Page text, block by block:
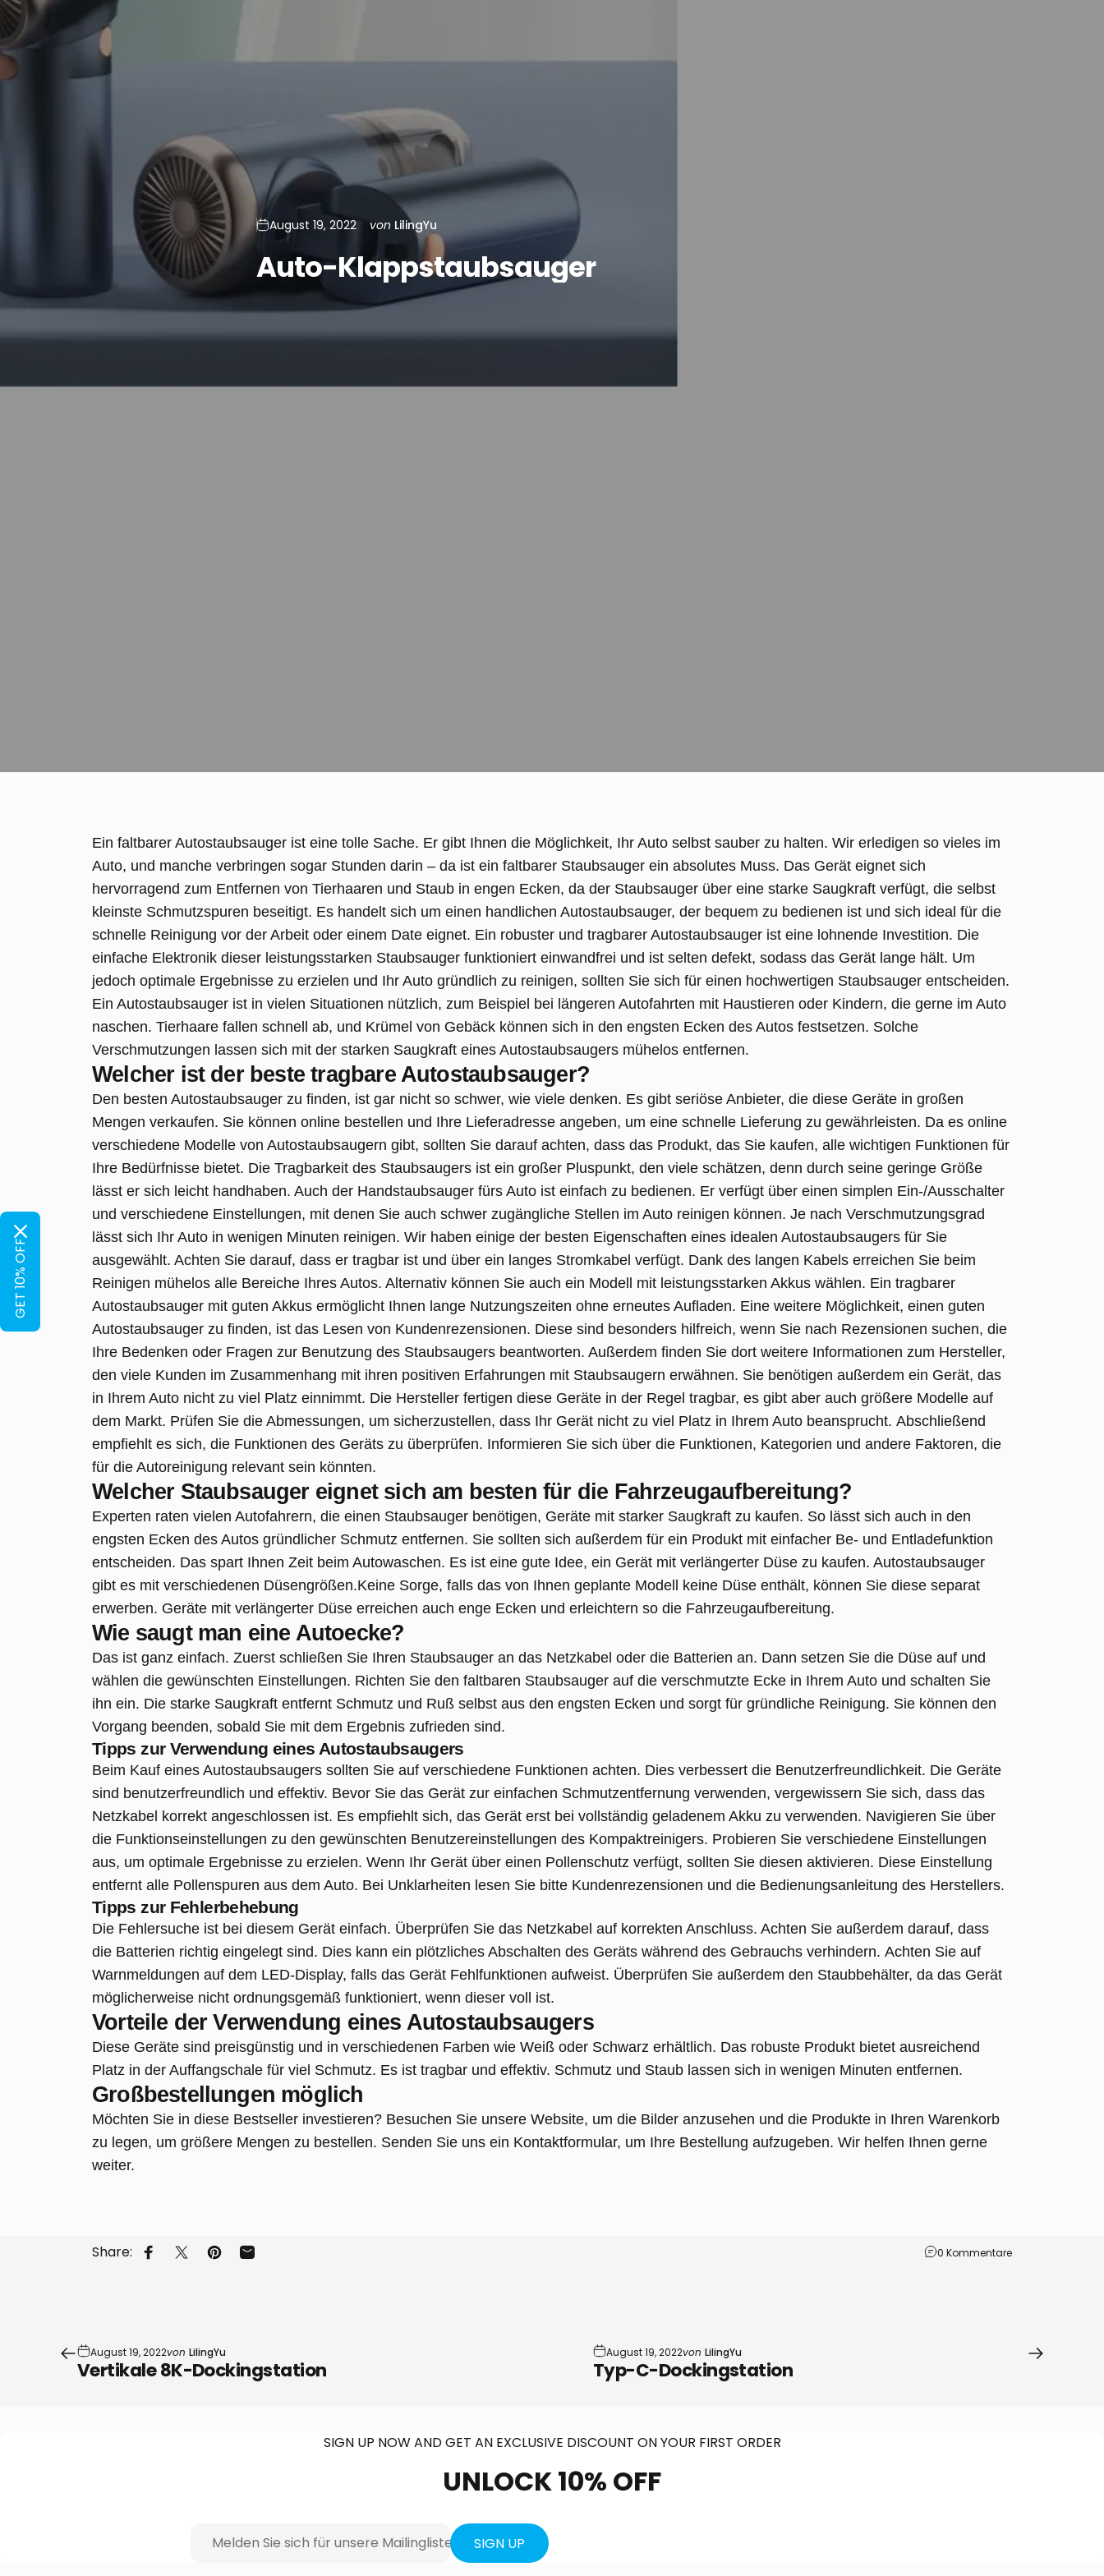
August 19, 2022 von LilingYu
Auto-Klappstaubsauger
Ein faltbarer Autostaubsauger ist eine tolle Sache. Er gibt Ihnen die Möglichkeit, Ihr Auto selbst sauber zu halten. Wir erledigen so vieles im
Auto, und manche verbringen sogar Stunden darin – da ist ein faltbarer Staubsauger ein absolutes Muss. Das Gerät eignet sich
hervorragend zum Entfernen von Tierhaaren und Staub in engen Ecken, da der Staubsauger über eine starke Saugkraft verfügt, die selbst
kleinste Schmutzspuren beseitigt. Es handelt sich um einen handlichen Autostaubsauger, der bequem zu bedienen ist und sich ideal für die
schnelle Reinigung vor der Arbeit oder einem Date eignet. Ein robuster und tragbarer Autostaubsauger ist eine lohnende Investition. Die
einfache Elektronik dieser leistungsstarken Staubsauger funktioniert einwandfrei und ist selten defekt, sodass das Gerät lange hält. Um
jedoch optimale Ergebnisse zu erzielen und Ihr Auto gründlich zu reinigen, sollten Sie sich für einen hochwertigen Staubsauger entscheiden.
Ein Autostaubsauger ist in vielen Situationen nützlich, zum Beispiel bei längeren Autofahrten mit Haustieren oder Kindern, die gerne im Auto
naschen. Tierhaare fallen schnell ab, und Krümel von Gebäck können sich in den engsten Ecken des Autos festsetzen. Solche
Verschmutzungen lassen sich mit der starken Saugkraft eines Autostaubsaugers mühelos entfernen.
Welcher ist der beste tragbare Autostaubsauger?
Den besten Autostaubsauger zu finden, ist gar nicht so schwer, wie viele denken. Es gibt seriöse Anbieter, die diese Geräte in großen
Mengen verkaufen. Sie können online bestellen und Ihre Lieferadresse angeben, um eine schnelle Lieferung zu gewährleisten. Da es online
verschiedene Modelle von Autostaubsaugern gibt, sollten Sie darauf achten, dass das Produkt, das Sie kaufen, alle wichtigen Funktionen für
Ihre Bedürfnisse bietet. Die Tragbarkeit des Staubsaugers ist ein großer Pluspunkt, den viele schätzen, denn durch seine geringe Größe
lässt er sich leicht handhaben. Auch der Handstaubsauger fürs Auto ist einfach zu bedienen. Er verfügt über einen simplen Ein-/Ausschalter
und verschiedene Einstellungen, mit denen Sie auch schwer zugängliche Stellen im Auto reinigen können. Je nach Verschmutzungsgrad
lässt sich Ihr Auto in wenigen Minuten reinigen. Wir haben einige der besten Eigenschaften eines idealen Autostaubsaugers für Sie
ausgewählt. Achten Sie darauf, dass er tragbar ist und über ein langes Stromkabel verfügt. Dank des langen Kabels erreichen Sie beim
Reinigen mühelos alle Bereiche Ihres Autos. Alternativ können Sie auch ein Modell mit leistungsstarken Akkus wählen. Ein tragbarer
Autostaubsauger mit guten Akkus ermöglicht Ihnen lange Nutzungszeiten ohne erneutes Aufladen. Eine weitere Möglichkeit, einen guten
Autostaubsauger zu finden, ist das Lesen von Kundenrezensionen. Diese sind besonders hilfreich, wenn Sie nach Rezensionen suchen, die
Ihre Bedenken oder Fragen zur Benutzung des Staubsaugers beantworten. Außerdem finden Sie dort weitere Informationen zum Hersteller,
den viele Kunden im Zusammenhang mit ihren positiven Erfahrungen mit Staubsaugern erwähnen. Sie benötigen außerdem ein Gerät, das
in Ihrem Auto nicht zu viel Platz einnimmt. Die Hersteller fertigen diese Geräte in der Regel tragbar, es gibt aber auch größere Modelle auf
dem Markt. Prüfen Sie die Abmessungen, um sicherzustellen, dass Ihr Gerät nicht zu viel Platz in Ihrem Auto beansprucht. Abschließend
empfiehlt es sich, die Funktionen des Geräts zu überprüfen. Informieren Sie sich über die Funktionen, Kategorien und andere Faktoren, die
für die Autoreinigung relevant sein könnten.
Welcher Staubsauger eignet sich am besten für die Fahrzeugaufbereitung?
Experten raten vielen Autofahrern, die einen Staubsauger benötigen, Geräte mit starker Saugkraft zu kaufen. So lässt sich auch in den
engsten Ecken des Autos gründlicher Schmutz entfernen. Sie sollten sich außerdem für ein Produkt mit einfacher Be- und Entladefunktion
entscheiden. Das spart Ihnen Zeit beim Autowaschen. Es ist eine gute Idee, ein Gerät mit verlängerter Düse zu kaufen. Autostaubsauger
gibt es mit verschiedenen Düsengrößen.Keine Sorge, falls das von Ihnen geplante Modell keine Düse enthält, können Sie diese separat
erwerben. Geräte mit verlängerter Düse erreichen auch enge Ecken und erleichtern so die Fahrzeugaufbereitung.
Wie saugt man eine Autoecke?
Das ist ganz einfach. Zuerst schließen Sie Ihren Staubsauger an das Netzkabel oder die Batterien an. Dann setzen Sie die Düse auf und
wählen die gewünschten Einstellungen. Richten Sie den faltbaren Staubsauger auf die verschmutzte Ecke in Ihrem Auto und schalten Sie
ihn ein. Die starke Saugkraft entfernt Schmutz und Ruß selbst aus den engsten Ecken und sorgt für gründliche Reinigung. Sie können den
Vorgang beenden, sobald Sie mit dem Ergebnis zufrieden sind.
Tipps zur Verwendung eines Autostaubsaugers
Beim Kauf eines Autostaubsaugers sollten Sie auf verschiedene Funktionen achten. Dies verbessert die Benutzerfreundlichkeit. Die Geräte
sind benutzerfreundlich und effektiv. Bevor Sie das Gerät zur einfachen Schmutzentfernung verwenden, vergewissern Sie sich, dass das
Netzkabel korrekt angeschlossen ist. Es empfiehlt sich, das Gerät erst bei vollständig geladenem Akku zu verwenden. Navigieren Sie über
die Funktionseinstellungen zu den gewünschten Benutzereinstellungen des Kompaktreinigers. Probieren Sie verschiedene Einstellungen
aus, um optimale Ergebnisse zu erzielen. Wenn Ihr Gerät über einen Pollenschutz verfügt, sollten Sie diesen aktivieren. Diese Einstellung
entfernt alle Pollenspuren aus dem Auto. Bei Unklarheiten lesen Sie bitte Kundenrezensionen und die Bedienungsanleitung des Herstellers.
Tipps zur Fehlerbehebung
Die Fehlersuche ist bei diesem Gerät einfach. Überprüfen Sie das Netzkabel auf korrekten Anschluss. Achten Sie außerdem darauf, dass
die Batterien richtig eingelegt sind. Dies kann ein plötzliches Abschalten des Geräts während des Gebrauchs verhindern. Achten Sie auf
Warnmeldungen auf dem LED-Display, falls das Gerät Fehlfunktionen aufweist. Überprüfen Sie außerdem den Staubbehälter, da das Gerät
möglicherweise nicht ordnungsgemäß funktioniert, wenn dieser voll ist.
Vorteile der Verwendung eines Autostaubsaugers
Diese Geräte sind preisgünstig und in verschiedenen Farben wie Weiß oder Schwarz erhältlich. Das robuste Produkt bietet ausreichend
Platz in der Auffangschale für viel Schmutz. Es ist tragbar und effektiv. Schmutz und Staub lassen sich in wenigen Minuten entfernen.
Großbestellungen möglich
Möchten Sie in diese Bestseller investieren? Besuchen Sie unsere Website, um die Bilder anzusehen und die Produkte in Ihren Warenkorb
zu legen, um größere Mengen zu bestellen. Senden Sie uns ein Kontaktformular, um Ihre Bestellung aufzugeben. Wir helfen Ihnen gerne
weiter.
Share: Auf Facebook teilen
Auf X teilen
Auf Pinterest pinnen
Per E-Mail teilen 0 Kommentare
August 19, 2022von LilingYu
Vertikale 8K-Dockingstation
August 19, 2022von LilingYu
Typ-C-Dockingstation
SIGN UP NOW AND GET AN EXCLUSIVE DISCOUNT ON YOUR FIRST ORDER
UNLOCK10% OFF
Melden Sie sich für unsere Mailingliste an SIGN UP
GET 10% OFF